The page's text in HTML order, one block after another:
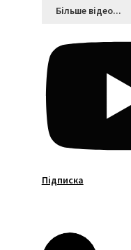
Більшe відео...
Підписка